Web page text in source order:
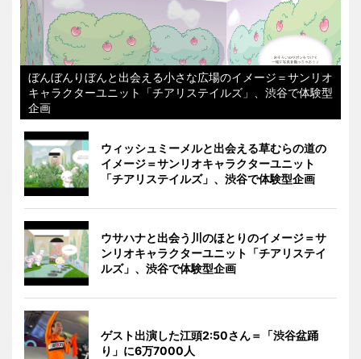
ぼんぼんりぼんと出会える小さな広場のイメージ＝サンリオ
キャラクターユニット「チアリステイルズ」、渋谷で体験型
企画
ウィッシュミーメルと出会える草むらの道の
イメージ＝サンリオキャラクターユニット
「チアリステイルズ」、渋谷で体験型企画
ウサハナと出会う川のほとりのイメージ＝サ
ンリオキャラクターユニット「チアリステイ
ルズ」、渋谷で体験型企画
ゲスト出演した江頭2:50さん＝「渋谷盆踊
り」に6万7000人